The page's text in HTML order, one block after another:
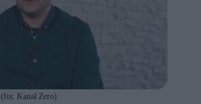
Kanał Zero)